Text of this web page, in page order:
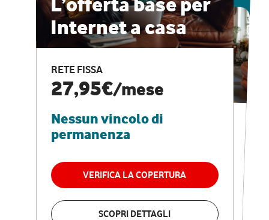
Internet a casa
RETE FISSA
27,95€/mese
Nessun vincolo di
permanenza
VERIFICA LA COPERTURA
SCOPRI DETTAGLI
CASA PRO
Internet veloce e
vantaggi speciali
RETE FISSA + VODAFONE CLUB
29,95€
permanenza
VERIFICA LA COPERTURA